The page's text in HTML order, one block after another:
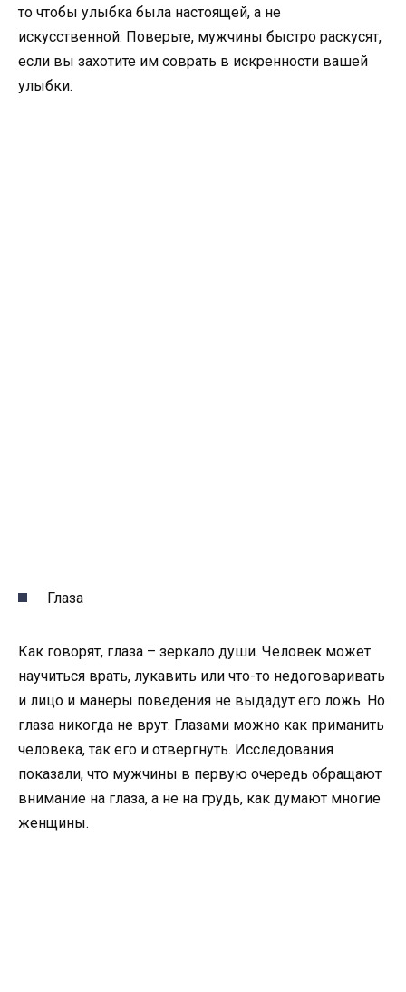
то чтобы улыбка была настоящей, а не
искусственной. Поверьте, мужчины быстро раскусят,
если вы захотите им соврать в искренности вашей
улыбки.
Глаза
Как говорят, глаза – зеркало души. Человек может
научиться врать, лукавить или что-то недоговаривать
и лицо и манеры поведения не выдадут его ложь. Но
глаза никогда не врут. Глазами можно как приманить
человека, так его и отвергнуть. Исследования
показали, что мужчины в первую очередь обращают
внимание на глаза, а не на грудь, как думают многие
женщины.